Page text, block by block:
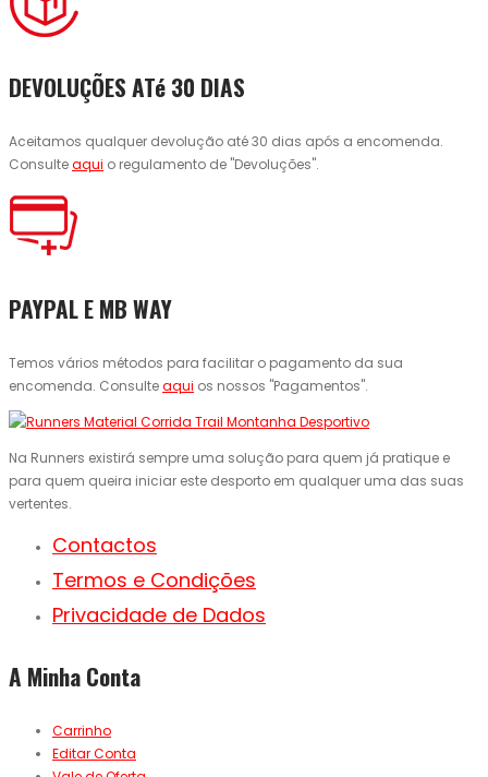
DEVOLUÇÕES ATé 30 DIAS
Aceitamos qualquer devolução até 30 dias após a encomenda.
Consulteaqui o regulamento de "Devoluções".
PAYPAL E MB WAY
Temos vários métodos para facilitar o pagamento da sua
encomenda. Consulteaqui os nossos "Pagamentos".
Na Runners existirá sempre uma solução para quem já pratique e
para quem queira iniciar este desporto em qualquer uma das suas
vertentes.
Contactos
Termos e Condições
Privacidade de Dados
A Minha Conta
Carrinho
Editar Conta